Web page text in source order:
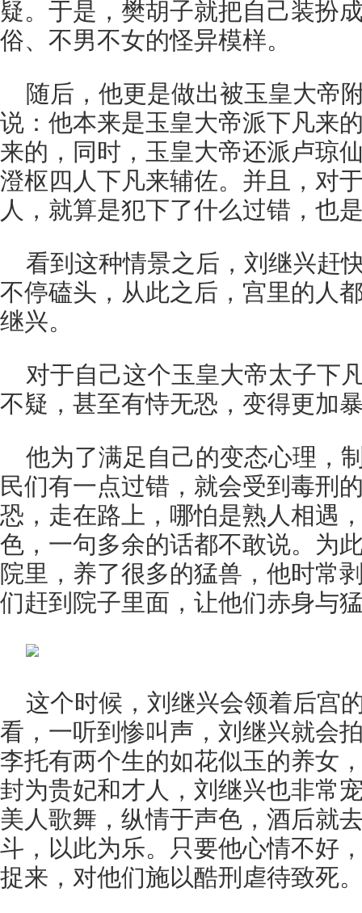
疑。于是，樊胡子就把自己装扮
俗、不男不女的怪异模样。
随后，他更是做出被玉皇大帝
说：他本来是玉皇大帝派下凡来
来的，同时，玉皇大帝还派卢琼
澄枢四人下凡来辅佐。并且，对
人，就算是犯下了什么过错，也
看到这种情景之后，刘继兴赶
不停磕头，从此之后，宫里的人
继兴。
对于自己这个玉皇大帝太子下
不疑，甚至有恃无恐，变得更加
他为了满足自己的变态心理，
民们有一点过错，就会受到毒刑
恐，走在路上，哪怕是熟人相遇
色，一句多余的话都不敢说。为
院里，养了很多的猛兽，他时常
们赶到院子里面，让他们赤身与
这个时候，刘继兴会领着后宫
看，一听到惨叫声，刘继兴就会
李托有两个生的如花似玉的养女
封为贵妃和才人，刘继兴也非常
美人歌舞，纵情于声色，酒后就
斗，以此为乐。只要他心情不好
捉来，对他们施以酷刑虐待致死